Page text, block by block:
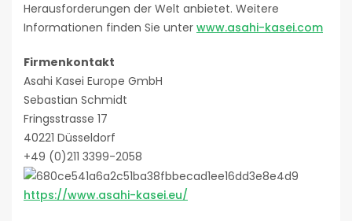
Herausforderungen der Welt anbietet. Weitere
Informationen finden Sie unter www.asahi-kasei.com
Firmenkontakt
Asahi Kasei Europe GmbH
Sebastian Schmidt
Fringsstrasse 17
40221 Düsseldorf
+49 (0)211 3399-2058
https://www.asahi-kasei.eu/